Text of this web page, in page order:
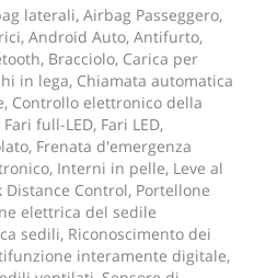
laterali, Airbag Passeggero,
Android Auto, Antifurto,
Bracciolo, Carica per
in lega, Chiamata automatica
Controllo elettronico della
full-LED, Fari LED,
Frenata d'emergenza
Interni in pelle, Leve al
Control, Portellone
elettrica del sedile
sedili, Riconoscimento dei
interamente digitale,